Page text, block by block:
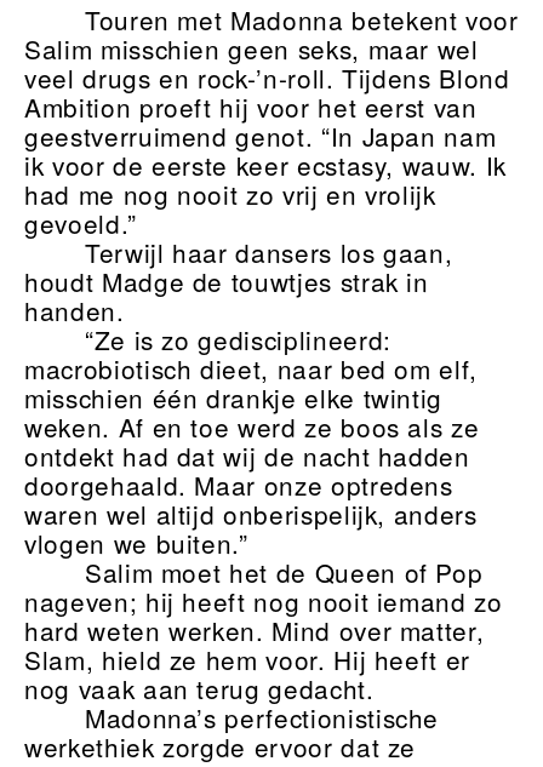
Touren met Madonna betekent voor
Salim misschien geen seks, maar wel
veel drugs en rock-’n-roll. Tijdens Blond
Ambition proeft hij voor het eerst van
geestverruimend genot. “In Japan nam
ik voor de eerste keer ecstasy, wauw. Ik
had me nog nooit zo vrij en vrolijk
gevoeld.”
Terwijl haar dansers los gaan,
houdt Madge de touwtjes strak in
handen.
“Ze is zo gedisciplineerd:
macrobiotisch dieet, naar bed om elf,
misschien één drankje elke twintig
weken. Af en toe werd ze boos als ze
ontdekt had dat wij de nacht hadden
doorgehaald. Maar onze optredens
waren wel altijd onberispelijk, anders
vlogen we buiten.”
Salim moet het de Queen of Pop
nageven; hij heeft nog nooit iemand zo
hard weten werken. Mind over matter,
Slam, hield ze hem voor. Hij heeft er
nog vaak aan terug gedacht.
Madonna’s perfectionistische
werkethiek zorgde ervoor dat ze